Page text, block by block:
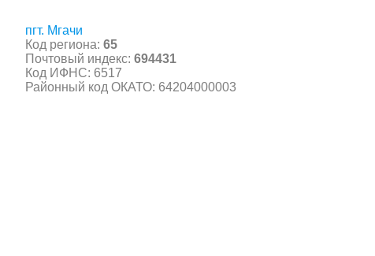
пгт. Мгачи
Код региона: 65
Почтовый индекс: 694431
Код ИФНС: 6517
Районный код ОКАТО: 64204000003